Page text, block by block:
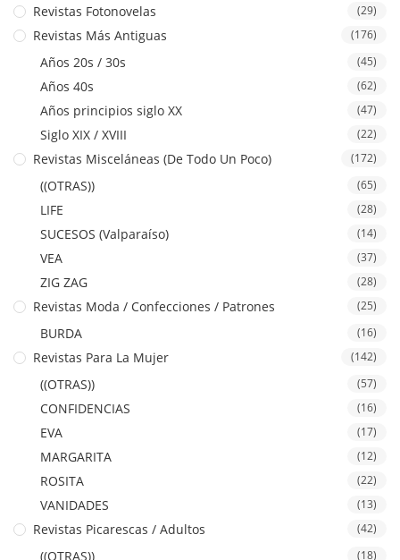
Revistas Fotonovelas (29)
Revistas Más Antiguas (176)
Años 20s / 30s (45)
Años 40s (62)
Años principios siglo XX (47)
Siglo XIX / XVIII (22)
Revistas Misceláneas (De Todo Un Poco) (172)
((OTRAS)) (65)
LIFE (28)
SUCESOS (Valparaíso) (14)
VEA (37)
ZIG ZAG (28)
Revistas Moda / Confecciones / Patrones (25)
BURDA (16)
Revistas Para La Mujer (142)
((OTRAS)) (57)
CONFIDENCIAS (16)
EVA (17)
MARGARITA (12)
ROSITA (22)
VANIDADES (13)
Revistas Picarescas / Adultos (42)
((OTRAS)) (18)